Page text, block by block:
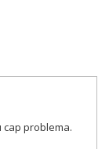
problema.